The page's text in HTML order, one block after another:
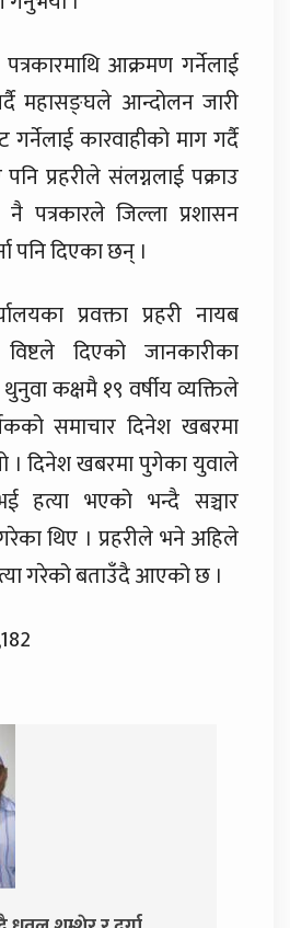
आक्रमण गर्नेलाई
महासङ्घले आन्दोलन जारी
कारवाहीको माग गर्दै
प्रहरीले संलग्नलाई पक्राउ
जिल्ला प्रशासन
पनि दिएका छन् ।
प्रवक्ता प्रहरी नायब
दिएको जानकारीका
कक्षमै १९ वर्षीय व्यक्तिले
समाचार दिनेश खबरमा
। दिनेश खबरमा पुगेका युवाले
हत्या भएको भन्दै सञ्चार
थिए । प्रहरीले भने अहिले
गरेको बताउँदै आएको छ ।